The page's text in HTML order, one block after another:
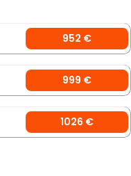
952 €
999 €
1026 €